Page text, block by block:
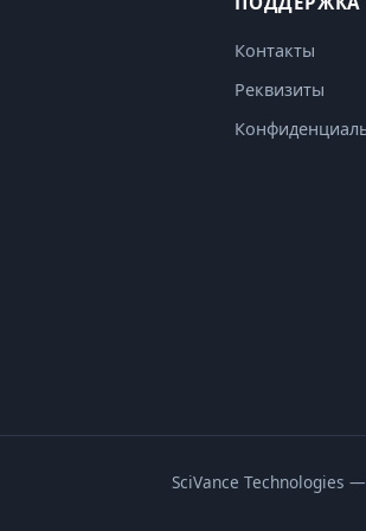
Контакты
Реквизиты
SciVance Technologies